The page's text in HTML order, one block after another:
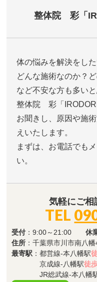
整体院 彩「
体の悩みを解決をした
どんな施術なのか？
など不安な方も多いと
整体院 彩「
お聞きし、原因や施
えいたします。
まずは、お電話でも
い。
気軽にご相
TEL
受付 ：9:00～21:00休
住所 ：千葉県市川市南八
最寄駅 ：都営線-本八幡駅
京成線-八幡駅徒
JR総武線-本八幡